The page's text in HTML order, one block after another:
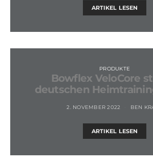
ARTIKEL LESEN
PRODUKTE
Bowflex VeloCore
deutschen
2. NOVEMBER 2022 BEN
ARTIKEL LESEN